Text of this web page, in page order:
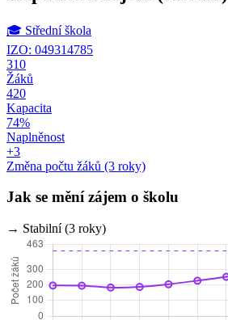
🎓 Střední škola
IZO: 049314785
310
Žáků
420
Kapacita
74%
Naplněnost
+3
Změna počtu žáků (3 roky)
Jak se mění zájem o školu
→ Stabilní (3 roky)